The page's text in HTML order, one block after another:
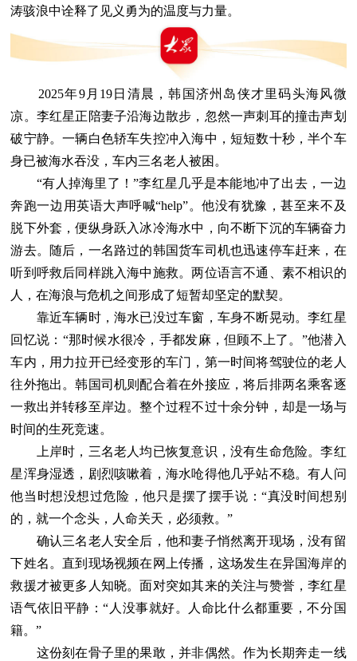
涛骇浪中诠释了见义勇为的温度与力量。
2025年9月19日清晨，韩国济州岛侠才里码头海风微
凉。李红星正陪妻子沿海边散步，忽然一声刺耳的撞击声划
破宁静。一辆白色轿车失控冲入海中，短短数十秒，半个车
身已被海水吞没，车内三名老人被困。
“有人掉海里了！”李红星几乎是本能地冲了出去，一边
奔跑一边用英语大声呼喊“help”。他没有犹豫，甚至来不及
脱下外套，便纵身跃入冰冷海水中，向不断下沉的车辆奋力
游去。随后，一名路过的韩国货车司机也迅速停车赶来，在
听到呼救后同样跳入海中施救。两位语言不通、素不相识的
人，在海浪与危机之间形成了短暂却坚定的默契。
靠近车辆时，海水已没过车窗，车身不断晃动。李红星
回忆说：“那时候水很冷，手都发麻，但顾不上了。”他潜入
车内，用力拉开已经变形的车门，第一时间将驾驶位的老人
往外拖出。韩国司机则配合着在外接应，将后排两名乘客逐
一救出并转移至岸边。整个过程不过十余分钟，却是一场与
时间的生死竞速。
上岸时，三名老人均已恢复意识，没有生命危险。李红
星浑身湿透，剧烈咳嗽着，海水呛得他几乎站不稳。有人问
他当时想没想过危险，他只是摆了摆手说：“真没时间想别
的，就一个念头，人命关天，必须救。”
确认三名老人安全后，他和妻子悄然离开现场，没有留
下姓名。直到现场视频在网上传播，这场发生在异国海岸的
救援才被更多人知晓。面对突如其来的关注与赞誉，李红星
语气依旧平静：“人没事就好。人命比什么都重要，不分国
籍。”
这份刻在骨子里的果敢，并非偶然。作为长期奔走一线